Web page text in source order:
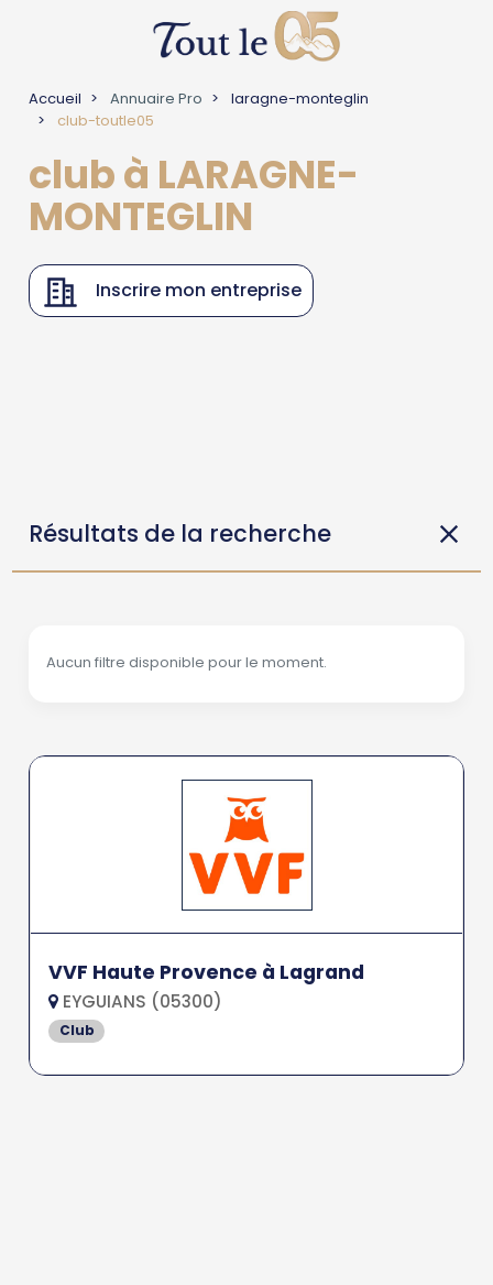
Accueil Annuaire Pro
laragne-monteglin
club-toutle05
club à LARAGNE-
MONTEGLIN
Inscrire mon entreprise
Résultats de la recherche
Aucun filtre disponible pour le moment.
VVF Haute Provence à Lagrand
EYGUIANS (05300)
Club